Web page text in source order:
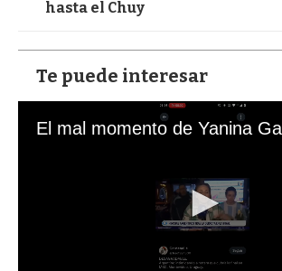
hasta el Chuy
Te puede interesar